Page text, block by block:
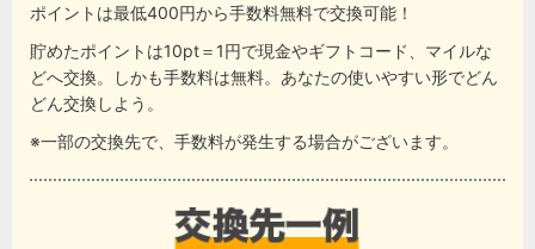
ポイントは最低400円から手数料無料で交換可能！
貯めたポイントは10pt＝1円で現金やギフトコード、マイルな
どへ交換。しかも手数料は無料。あなたの使いやすい形でどん
どん交換しよう。
※一部の交換先で、手数料が発生する場合がございます。